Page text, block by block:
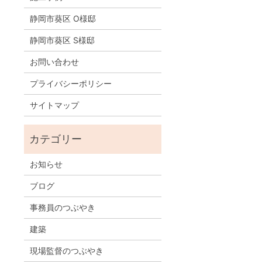
静岡市葵区 O様邸
静岡市葵区 S様邸
お問い合わせ
プライバシーポリシー
サイトマップ
お知らせ
ブログ
事務員のつぶやき
建築
現場監督のつぶやき